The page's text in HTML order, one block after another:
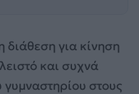
διάθεση για κίνηση
και συχνά
γυμναστηρίου στους